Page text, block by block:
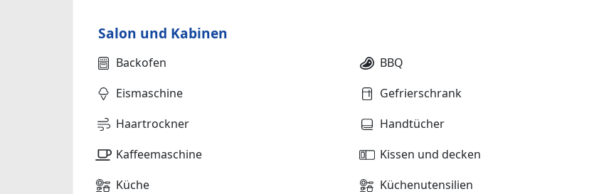
Salon und Kabinen
Backofen BBQ
Eismaschine
Gefrierschrank
Haartrockner
Handtücher
Kaffeemaschine
Kissen und decken
Küche
Küchenutensilien